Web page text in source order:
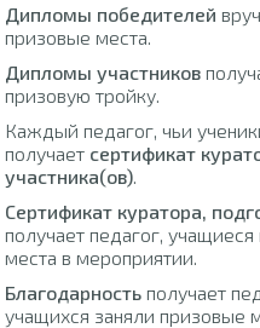
Дипломы победителей
призовые места.
Дипломы участников
призовую тройку.
Каждый педагог, чьи
получает сертификат
участника(ов).
Сертификат куратора,
получает педагог,
места в мероприятии.
Благодарность получает
учащихся заняли призовые